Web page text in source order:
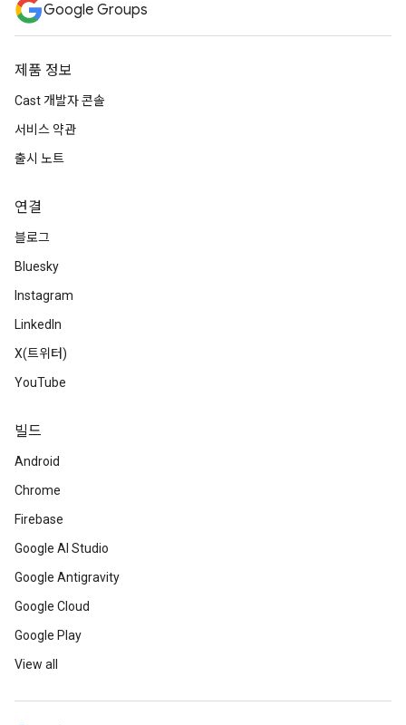
Google Groups
제품 정보
Cast 개발자 콘솔
서비스 약관
출시 노트
연결
블로그
Bluesky
Instagram
LinkedIn
X(트위터)
YouTube
빌드
Android
Chrome
Firebase
Google AI Studio
Google Antigravity
Google Cloud
Google Play
View all